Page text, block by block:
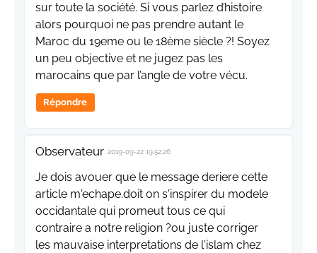
sur toute la société. Si vous parlez d’histoire
alors pourquoi ne pas prendre autant le
Maroc du 19eme ou le 18ème siècle ?! Soyez
un peu objective et ne jugez pas les
marocains que par l’angle de votre vécu.
Répondre
Observateur 2019-09-22 19:52:26
Je dois avouer que le message deriere cette
article m'echape.doit on s'inspirer du modele
occidantale qui promeut tous ce qui
contraire a notre religion ?ou juste corriger
les mauvaise interpretations de l'islam chez